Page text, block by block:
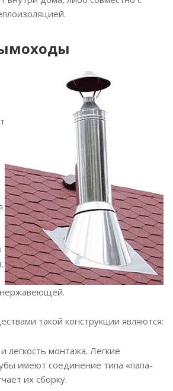
такой конструкции являются:
легкость монтажа. Легкие
имеют соединение типа «папа-
их сборку.